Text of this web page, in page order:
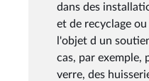
dans des
et de recyclage
l'objet d un
cas, par exemple,
verre, des